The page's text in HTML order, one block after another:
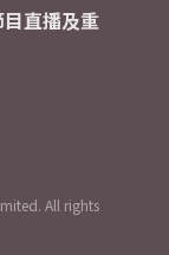
直播及重
All rights